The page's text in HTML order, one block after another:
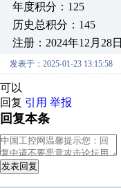
年度积分：125
历史总积分：145
注册：2024年12月28日
发表于：2025-01-23 13:15:58
可以
回复 引用 举报
回复本条
发表回复